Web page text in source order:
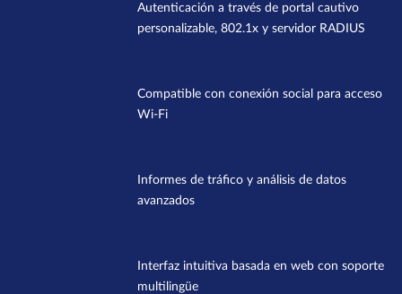
Autenticación a través de portal cautivo
personalizable, 802.1x y servidor RADIUS
Compatible con conexión social para acceso
Wi-Fi
Informes de tráfico y análisis de datos
avanzados
Interfaz intuitiva basada en web con soporte
multilingüe